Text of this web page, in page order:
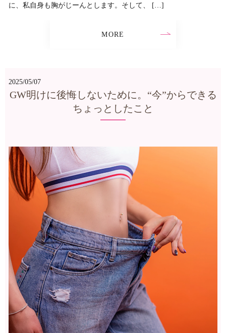
に、私自身も胸がじーんとします。そして、 […]
MORE
2025/05/07
GW明けに後悔しないために。“今”からできる
ちょっとしたこと